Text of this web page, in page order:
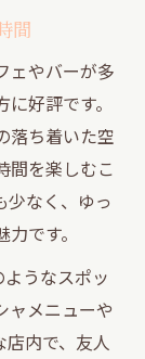
間
ェやバーが多
好評です。
落ち着いた空
間を楽しむこ
少なく、ゆっ
です。
うなスポッ
ャメニューや
内で、友人